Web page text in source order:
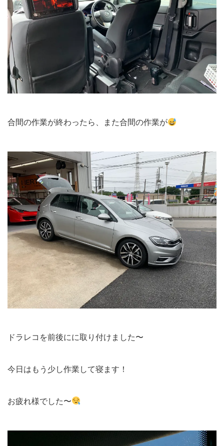
合間の作業が終わったら、また合間の作業が
ドラレコを前後にに取り付けました〜
今日はもう少し作業して寝ます！
お疲れ様でした〜